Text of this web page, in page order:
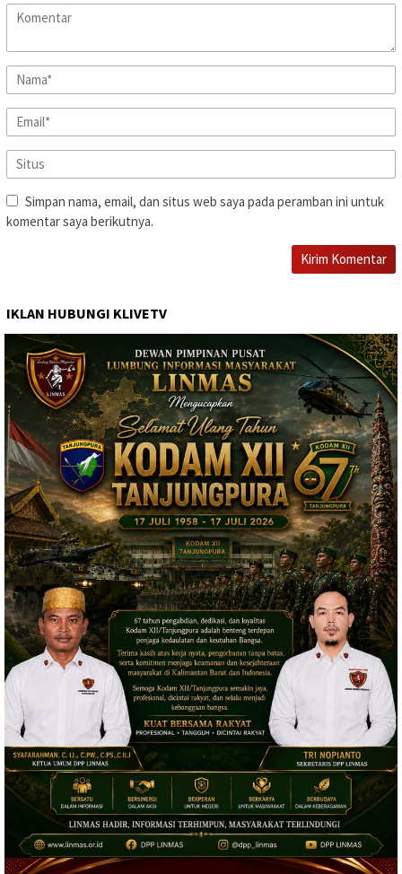
Simpan nama, email, dan situs web saya pada peramban ini untuk
komentar saya berikutnya.
IKLAN HUBUNGI KLIVETV